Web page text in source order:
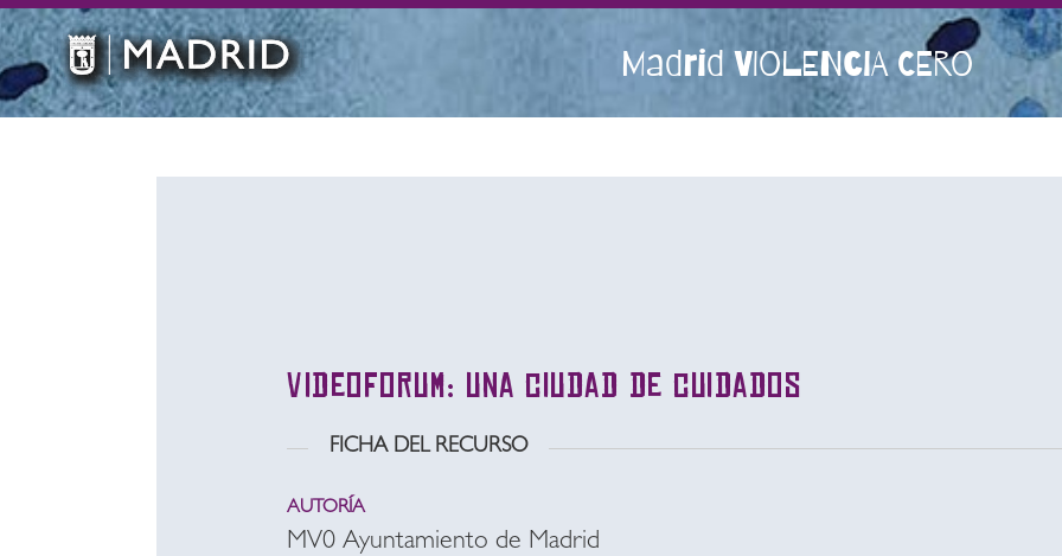
Madrid VIOLENCIA CERO
Videoforum: una ciudad de cuidados
FICHA DEL RECURSO
AUTORÍA
MV0 Ayuntamiento de Madrid